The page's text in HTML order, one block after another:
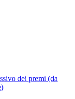
dei premi (da